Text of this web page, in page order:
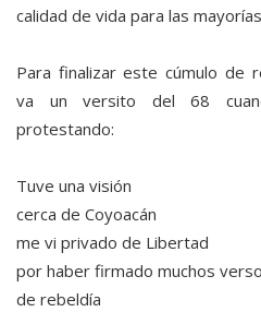
calidad de vida para las
Para finalizar este cúmulo de
va un versito del 68
protestando:
Tuve una visión
cerca de Coyoacán
me vi privado de Libertad
por haber firmado muchos
de rebeldía